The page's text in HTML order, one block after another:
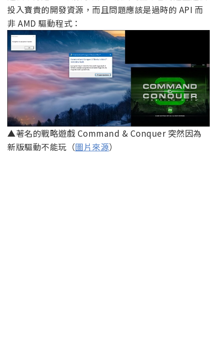
投入寶貴的開發資源，而且問題應該是過時的 API 而
非 AMD 驅動程式：
▲著名的戰略遊戲 Command & Conquer 突然因為
新版驅動不能玩（圖片來源）